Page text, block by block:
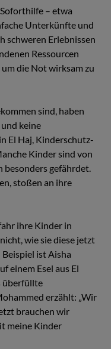
– etwa
Unterkünfte und
schweren Erlebnissen
Ressourcen
die Not wirksam zu
sind, haben
keine
El Haj, Kinderschutz-
Kinder sind von
besonders gefährdet.
stoßen an ihre
ihre Kinder in
wie sie diese jetzt
ist Aisha
einem Esel aus El
überfüllte
erzählt: „Wir
brauchen wir
meine Kinder